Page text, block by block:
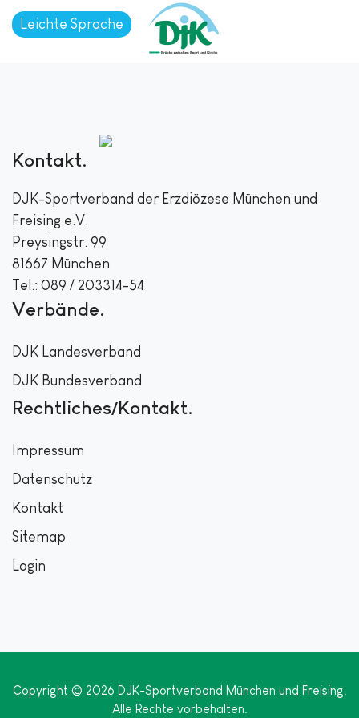
Leichte Sprache
Kontakt
DJK-Sportverband der Erzdiözese München und
Freising e.V.
Preysingstr. 99
81667 München
Tel.: 089 / 203314-54
Verbände
DJK Landesverband
DJK Bundesverband
Rechtliches/Kontakt
Impressum
Datenschutz
Kontakt
Sitemap
Login
Copyright © 2026 DJK-Sportverband München und Freising.
Alle Rechte vorbehalten.